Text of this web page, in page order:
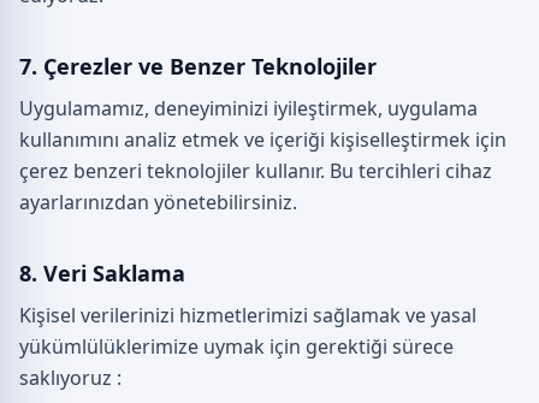
7. Çerezler ve Benzer Teknolojiler
Uygulamamız, deneyiminizi iyileştirmek, uygulama
kullanımını analiz etmek ve içeriği kişiselleştirmek için
çerez benzeri teknolojiler kullanır. Bu tercihleri cihaz
ayarlarınızdan yönetebilirsiniz.
8. Veri Saklama
Kişisel verilerinizi hizmetlerimizi sağlamak ve yasal
yükümlülüklerimize uymak için gerektiği sürece
saklıyoruz :